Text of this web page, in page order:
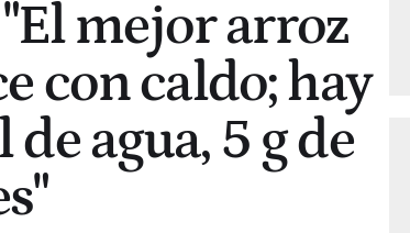
mejor arroz
con caldo; hay
agua, 5 g de